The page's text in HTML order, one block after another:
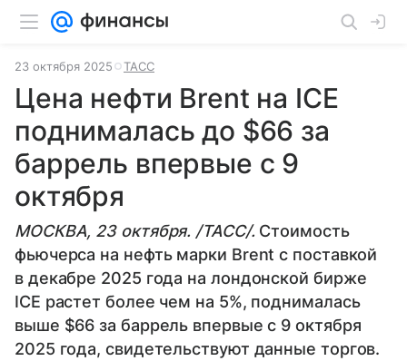
23 октября 2025 ТАСС
Цена нефти Brent на ICE
поднималась до $66 за
баррель впервые с 9
октября
МОСКВА, 23 октября. /ТАСС/. Стоимость
фьючерса на нефть марки Brent с поставкой
в декабре 2025 года на лондонской бирже
ICE растет более чем на 5%, поднималась
выше $66 за баррель впервые с 9 октября
2025 года, свидетельствуют данные торгов.